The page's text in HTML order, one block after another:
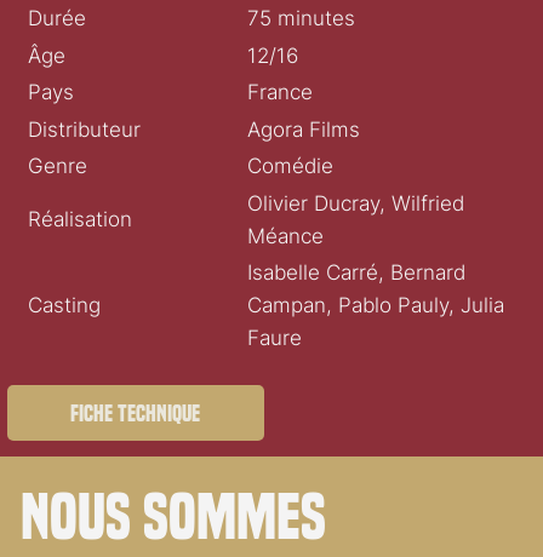
Durée
75 minutes
Âge
12/16
Pays
France
Distributeur
Agora Films
Genre
Comédie
Réalisation
Olivier Ducray, Wilfried
Méance
Casting
Isabelle Carré, Bernard
Campan, Pablo Pauly, Julia
Faure
Fiche technique
Nous sommes